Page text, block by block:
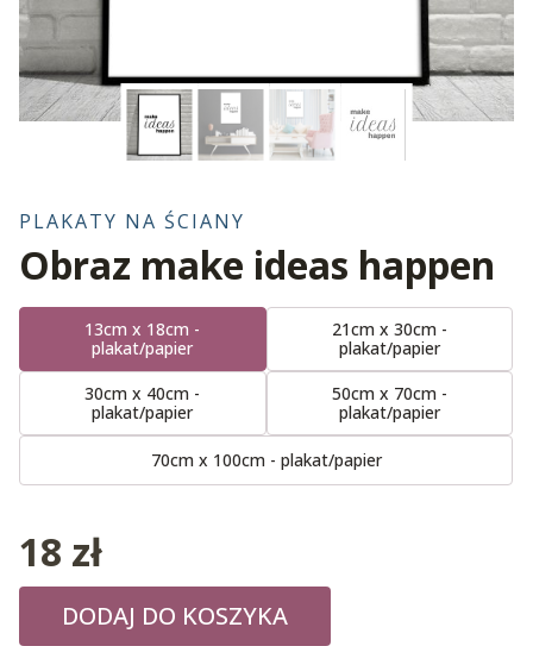
PLAKATY NA ŚCIANY
Obraz make ideas happen
13cm x 18cm -
plakat/papier
21cm x 30cm -
plakat/papier
30cm x 40cm -
plakat/papier
50cm x 70cm -
plakat/papier
70cm x 100cm - plakat/papier
18 zł
DODAJ DO KOSZYKA